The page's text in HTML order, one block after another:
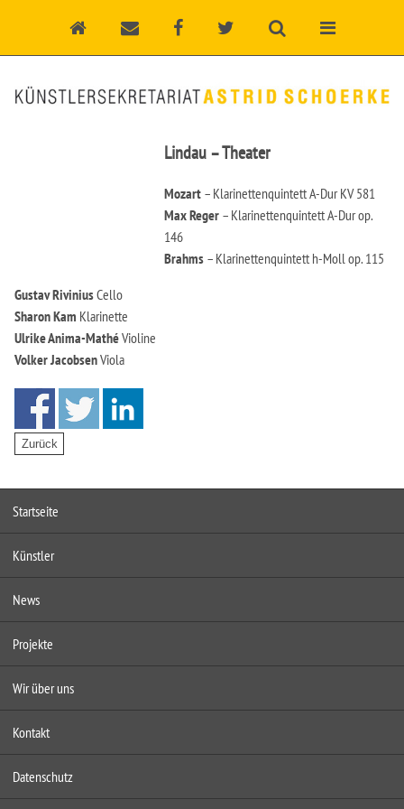
Lindau – Theater
Mozart – Klarinettenquintett A-Dur KV 581
Max Reger – Klarinettenquintett A-Dur op.
146
Brahms – Klarinettenquintett h-Moll op. 115
Gustav RiviniusCello
Sharon Kam Klarinette
Ulrike Anima-MathéVioline
Volker JacobsenViola
Startseite
Künstler
News
Projekte
Wir über uns
Kontakt
Datenschutz